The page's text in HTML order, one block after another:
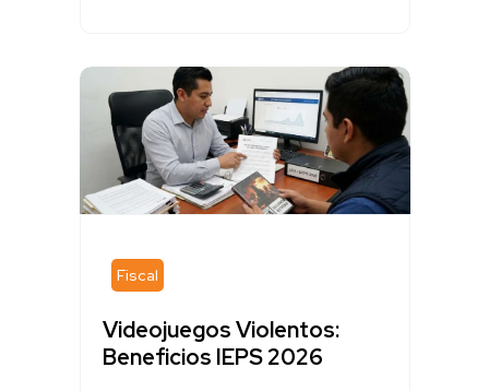
Fiscal
Videojuegos Violentos:
Beneficios IEPS 2026